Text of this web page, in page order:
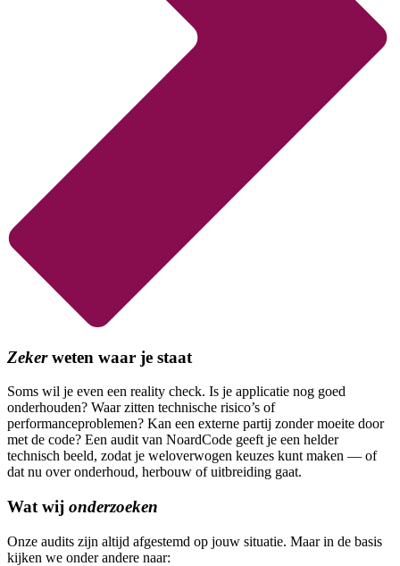
Zekerweten waar je staat
Soms wil je even een reality check. Is je applicatie nog goed
onderhouden? Waar zitten technische risico’s of
performanceproblemen? Kan een externe partij zonder moeite door
met de code? Een audit van NoardCode geeft je een helder
technisch beeld, zodat je weloverwogen keuzes kunt maken — of
dat nu over onderhoud, herbouw of uitbreiding gaat.
Wat wij onderzoeken
Onze audits zijn altijd afgestemd op jouw situatie. Maar in de basis
kijken we onder andere naar: